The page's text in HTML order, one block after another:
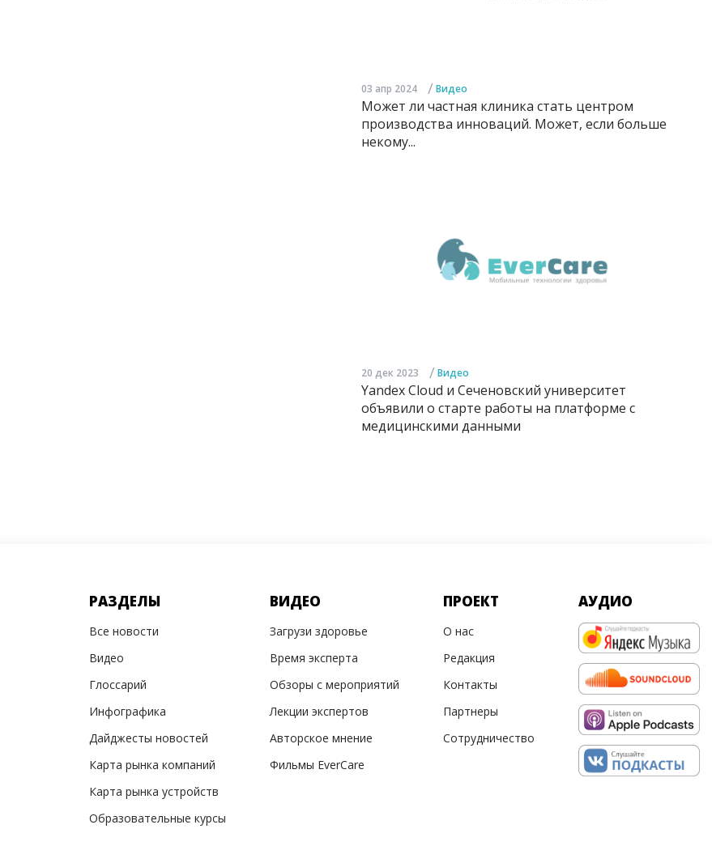
03 апр 2024 / Видео
Может ли частная клиника стать центром
производства инноваций. Может, если больше
некому...
20 дек 2023 / Видео
Yandex Cloud и Сеченовский университет
объявили о старте работы на платформе с
медицинскими данными
РАЗДЕЛЫ
Все новости
Видео
Глоссарий
Инфографика
Дайджесты новостей
Карта рынка компаний
Карта рынка устройств
Образовательные курсы
ВИДЕО
Загрузи здоровье
Время эксперта
Обзоры с мероприятий
Лекции экспертов
Авторское мнение
Фильмы EverCare
ПРОЕКТ
О нас
Редакция
Контакты
Партнеры
Сотрудничество
АУДИО